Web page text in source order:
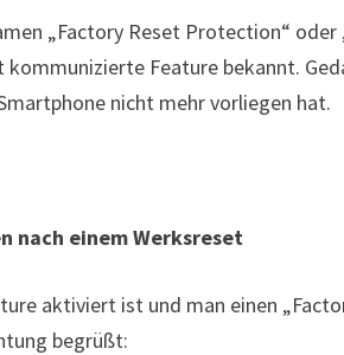
„Factory Reset Protection“
kommunizierte Feature bekannt.
nicht mehr vorliegen hat.
nach einem Werksreset
aktiviert ist und man einen
begrüßt: